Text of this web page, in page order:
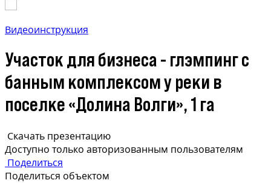
Видеоинструкция
Участок для бизнеса - глэмпинг с
банным комплексом у реки в
поселке «Долина Волги», 1 га
Скачать презентацию
Доступно только авторизованным пользователям
Поделиться
Поделиться объектом